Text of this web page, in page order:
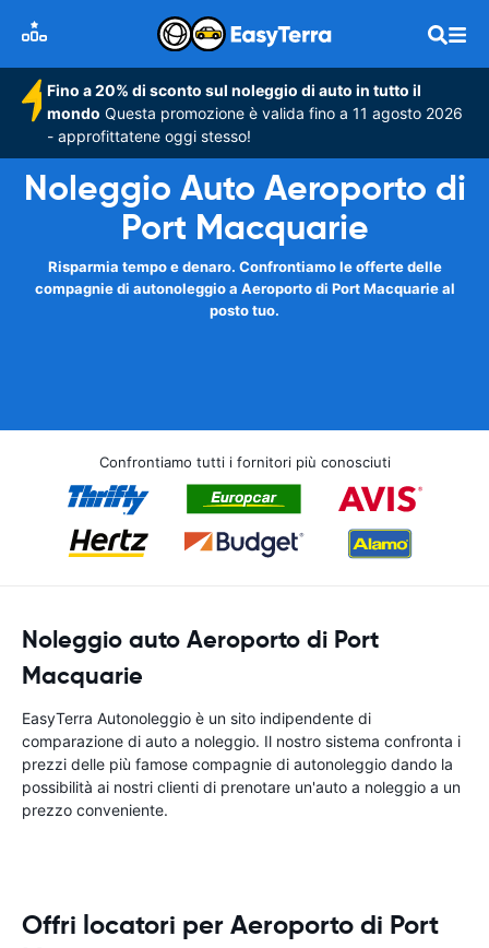
Fino a 20% di sconto sul noleggio di auto in tutto il
mondo Questa promozione è valida fino a 11 agosto 2026
- approfittatene oggi stesso!
Noleggio Auto Aeroporto di
Port Macquarie
Risparmia tempo e denaro. Confrontiamo le offerte delle
compagnie di autonoleggio a Aeroporto di Port Macquarie al
posto tuo.
Confrontiamo tutti i fornitori più conosciuti
Noleggio auto Aeroporto di Port
Macquarie
EasyTerra Autonoleggio è un sito indipendente di
comparazione di auto a noleggio. Il nostro sistema confronta i
prezzi delle più famose compagnie di autonoleggio dando la
possibilità ai nostri clienti di prenotare un'auto a noleggio a un
prezzo conveniente.
Offri locatori per Aeroporto di Port